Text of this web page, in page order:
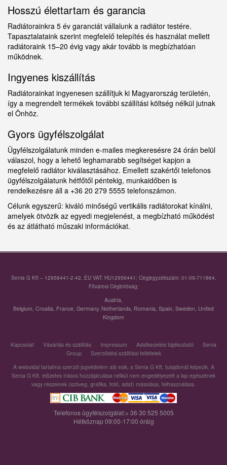
Hosszú élettartam és garancia
Radiátorainkra 5 év garanciát vállalunk a radiátor testére.
Tapasztalataink szerint megfelelő telepítés és használat mellett
radiátoraink 15–20 évig vagy akár tovább is megbízhatóan
működnek.
Ingyenes kiszállítás
Radiátorainkat ingyenesen szállítjuk ki Magyarország területén,
így a megrendelt termékek további szállítási költség nélkül jutnak
el Önhöz.
Gyors ügyfélszolgálat
Ügyfélszolgálatunk minden e-mailes megkeresésre 24 órán belül
válaszol, hogy a lehető leghamarabb segítséget kapjon a
megfelelő radiátor kiválasztásához. Emellett szakértői telefonos
ügyfélszolgálatunk hétfőtől péntekig, munkaidőben is
rendelkezésre áll a +36 20 279 5555 telefonszámon.
Célunk egyszerű: kiváló minőségű vertikális radiátorokat kínálni,
amelyek ötvözik az egyedi megjelenést, a megbízható működést
és az átlátható műszaki információkat.
Senia G Kft – 12956441-2-42, EU VAT: HU12956441; Cégjegyzékszám: 01-09-711864,
Fővárosi Cégbíróság;
Austria,
Belgium, Croatia, France, Germany, Netherlands, Romania, Spain, Sweden, United
Kingdom
Kapcsolat Vásárlás és szállítás Impressum Adatkezelési tájékoztató
Senia
Group
Szerződési szállítási feltételek
A weboldal tartalma szerzői jogvédelem alá esik, a Senia G Kft. tulajdonát képezik. A
Senia G Kft. előzetes írásos hozzájárulása nélkül nem engedélyezett a lap egészének
vagy részeinek (szöveg, grafika, fotó, adat) másolása, felhasználása.
Telefonos ügyfélszolgálat:+ 36 30 525 5005
Hétköznap 09:00-17:00 óráig